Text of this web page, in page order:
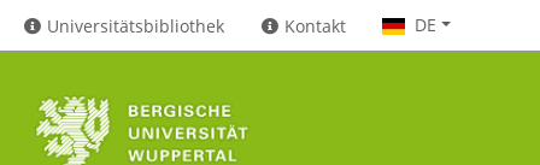
Universitätsbibliothek Kontakt DE